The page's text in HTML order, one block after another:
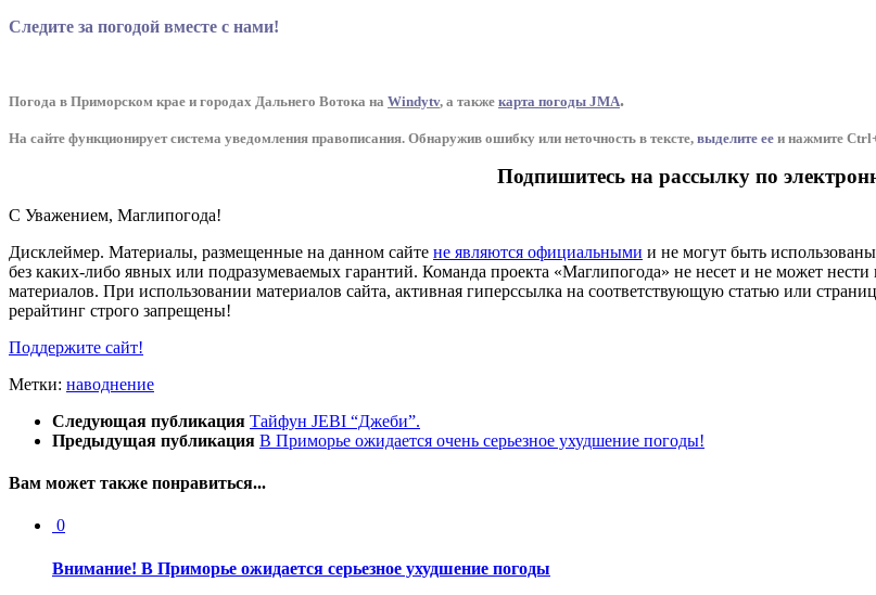
Следите за погодой вместе с нами!
Погода в Приморском крае и городах Дальнего Вотока на Windytv, а также карта погоды JMA.
На сайте функционирует система уведомления правописания. Обнаружив ошибку или неточность в тексте, выделите ее и нажмите
Подпишитесь на рассылку по
С Уважением, Маглипогода!
Дисклеймер. Материалы, размещенные на данном сайте не являются официальными и не могут быть
без каких-либо явных или подразумеваемых гарантий. Команда проекта «Маглипогода» не несет и не может нести
материалов. При использовании материалов сайта, активная гиперссылка на соответствующую статью или
рерайтинг строго запрещены!
Поддержите сайт!
Метки: наводнение
Следующая публикация Тайфун JEBI “Джеби”.
Предыдущая публикация В Приморье ожидается очень серьезное ухудшение погоды!
Вам может также понравиться...
0
Внимание! В Приморье ожидается серьезное ухудшение погоды